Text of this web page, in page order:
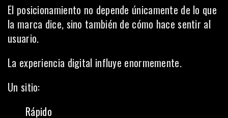
El posicionamiento no depende únicamente de lo que
la marca dice, sino también de cómo hace sentir al
usuario.
La experiencia digital influye enormemente.
Un sitio:
Rápido